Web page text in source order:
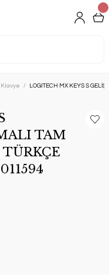
Klavye LOGITECH MX KEYS S
TAM